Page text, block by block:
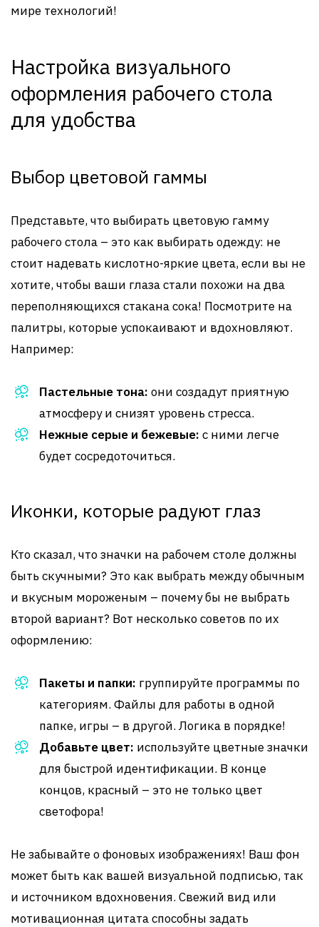
мире технологий!
Настройка визуального
оформления рабочего стола
для удобства
Выбор цветовой гаммы
Представьте, что выбирать цветовую гамму
рабочего стола – это как выбирать одежду: не
стоит надевать кислотно-яркие цвета, если вы не
хотите, чтобы ваши глаза стали похожи на два
переполняющихся стакана сока! Посмотрите на
палитры, которые успокаивают и вдохновляют.
Например:
Пастельные тона: они создадут приятную
атмосферу и снизят уровень стресса.
Нежные серые и бежевые: с ними легче
будет сосредоточиться.
Иконки, которые радуют глаз
Кто сказал, что значки на рабочем столе должны
быть скучными? Это как выбрать между обычным
и вкусным мороженым – почему бы не выбрать
второй вариант? Вот несколько советов по их
оформлению:
Пакеты и папки: группируйте программы по
категориям. Файлы для работы в одной
папке, игры – в другой. Логика в порядке!
Добавьте цвет: используйте цветные значки
для быстрой идентификации. В конце
концов, красный – это не только цвет
светофора!
Не забывайте о фоновых изображениях! Ваш фон
может быть как вашей визуальной подписью, так
и источником вдохновения. Свежий вид или
мотивационная цитата способны задать